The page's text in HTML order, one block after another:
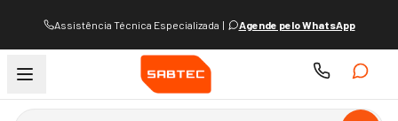
Assistência Técnica Especializada | Agende pelo WhatsApp